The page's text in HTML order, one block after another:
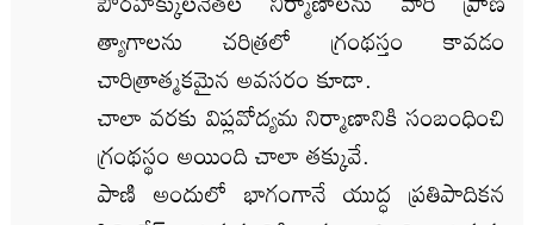
త్యాగాలను చరిత్రలో గ్రంథస్తం కావడం
చారిత్రాత్మకమైన అవసరం కూడా.
చాలా వరకు విప్లవోద్యమ నిర్మాణానికి సంబంధించి
గ్రంథస్థం అయింది చాలా తక్కువే.
పాణి అందులో భాగంగానే యుద్ధ ప్రతిపాదికన